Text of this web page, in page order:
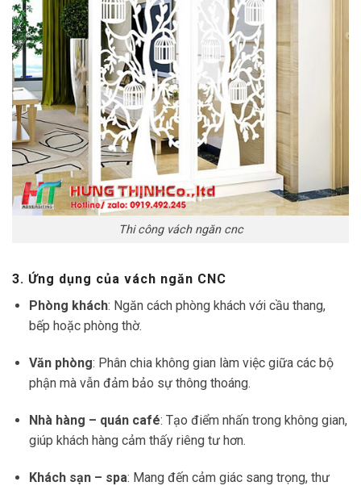
Thi công vách ngăn cnc
3. Ứng dụng của vách ngăn CNC
Phòng khách: Ngăn cách phòng khách với cầu thang,
bếp hoặc phòng thờ.
Văn phòng: Phân chia không gian làm việc giữa các bộ
phận mà vẫn đảm bảo sự thông thoáng.
Nhà hàng – quán café: Tạo điểm nhấn trong không gian,
giúp khách hàng cảm thấy riêng tư hơn.
Khách sạn – spa: Mang đến cảm giác sang trọng, thư